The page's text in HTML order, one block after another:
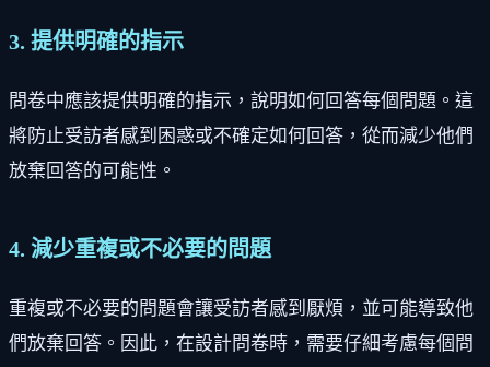
3. 提供明確的指示
問卷中應該提供明確的指示，說明如何回答每個問題。這
將防止受訪者感到困惑或不確定如何回答，從而減少他們
放棄回答的可能性。
4. 減少重複或不必要的問題
重複或不必要的問題會讓受訪者感到厭煩，並可能導致他
們放棄回答。因此，在設計問卷時，需要仔細考慮每個問